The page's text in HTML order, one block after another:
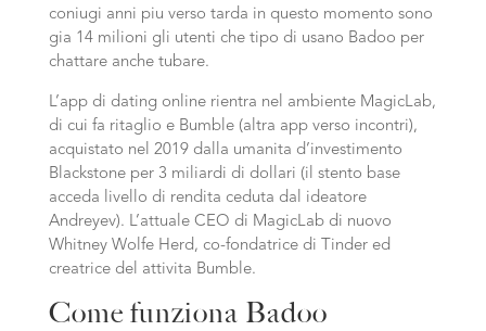
coniugi anni piu verso tarda in questo momento sono
gia 14 milioni gli utenti che tipo di usano Badoo per
chattare anche tubare.
L’app di dating online rientra nel ambiente MagicLab,
di cui fa ritaglio e Bumble (altra app verso incontri),
acquistato nel 2019 dalla umanita d’investimento
Blackstone per 3 miliardi di dollari (il stento base
acceda livello di rendita ceduta dal ideatore
Andreyev). L’attuale CEO di MagicLab di nuovo
Whitney Wolfe Herd, co-fondatrice di Tinder ed
creatrice del attivita Bumble.
Come funziona Badoo